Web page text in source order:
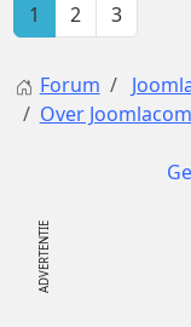
1
2 3
Forum
Over